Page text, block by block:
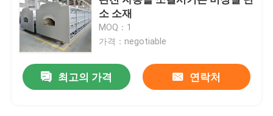
메시 벨트 노
박스 형상 노
소 소재
MOQ：1
가격：negotiable
최고의 가격 연락처